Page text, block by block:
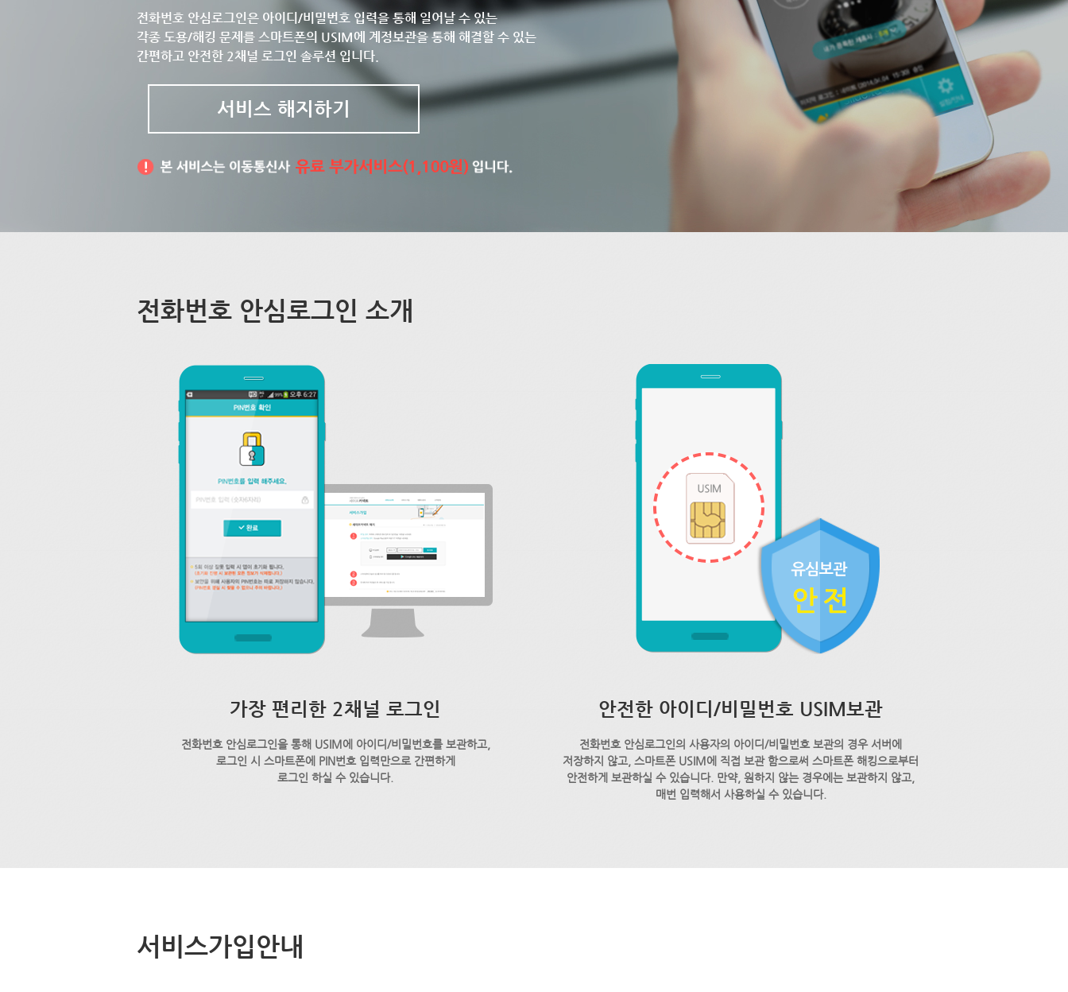
전화번호 안심로그인은 아이디/비밀번호 입력을 통해 일어날 수 있는
각종 도용/해킹 문제를 스마트폰의 USIM에 계정보관을 통해 해결할 수 있는
간편하고 안전한 2채널 로그인 솔루션 입니다.
서비스 해지하기
전화번호 안심로그인 소개
가장 편리한 2채널 로그인
전화번호 안심로그인을 통해 USIM에 아이디/비밀번호를 보관하고,
로그인 시 스마트폰에 PIN번호 입력만으로 간편하게
로그인 하실 수 있습니다.
안전한 아이디/비밀번호 USIM보관
전화번호 안심로그인의 사용자의 아이디/비밀번호 보관의 경우 서버에
저장하지 않고, 스마트폰 USIM에 직접 보관 함으로써 스마트폰 해킹으로부터
안전하게 보관하실 수 있습니다. 만약, 원하지 않는 경우에는 보관하지 않고,
매번 입력해서 사용하실 수 있습니다.
서비스가입안내